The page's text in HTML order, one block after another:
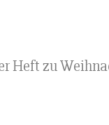
Heft zu